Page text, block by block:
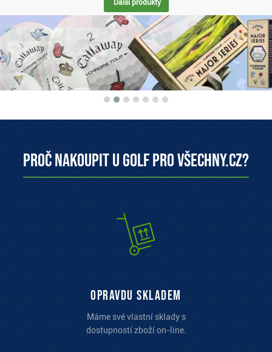
Další produkty
Proč nakoupit u Golf pro všechny.cz?
opravdu skladem
Máme své vlastní sklady s
dostupností zboží on-line.